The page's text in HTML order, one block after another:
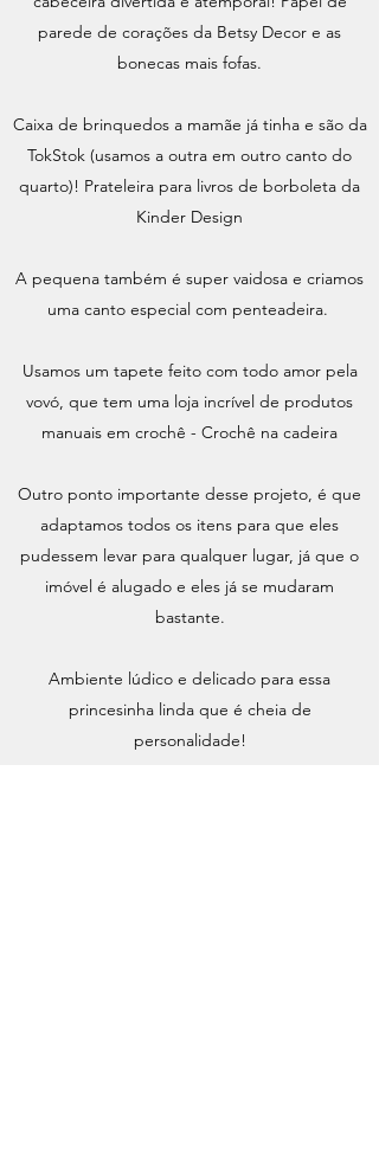
parede de corações da Betsy Decor e as
bonecas mais fofas.
Caixa de brinquedos a mamãe já tinha e são da
TokStok (usamos a outra em outro canto do
quarto)! Prateleira para livros de borboleta da
Kinder Design
A pequena também é super vaidosa e criamos
uma canto especial com penteadeira.
Usamos um tapete feito com todo amor pela
vovó, que tem uma loja incrível de produtos
manuais em crochê - Crochê na cadeira
Outro ponto importante desse projeto, é que
adaptamos todos os itens para que eles
pudessem levar para qualquer lugar, já que o
imóvel é alugado e eles já se mudaram
bastante.
Ambiente lúdico e delicado para essa
princesinha linda que é cheia de
personalidade!